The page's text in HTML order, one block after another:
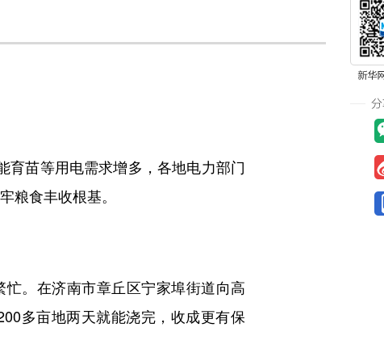
苗等用电需求增多，各地电力部门
粮食丰收根基。
。在济南市章丘区宁家埠街道向高
多亩地两天就能浇完，收成更有保